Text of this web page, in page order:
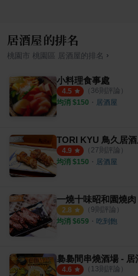
居酒屋的排名
桃園市 桃園區 居酒屋 的排名 ›
小料理食事處
4.5 （ 36則評論）
均消 $150 ・ 居酒屋
TORI KYU 鳥久居酒
4.9 （ 27則評論）
均消 $150 ・ 居酒屋
一燒十味昭和園燒
2.8 （ 9則評論）
均消 $659 ・ 吃到飽
裊裊間串燒酒場 - 居
4.6 （ 13則評論）